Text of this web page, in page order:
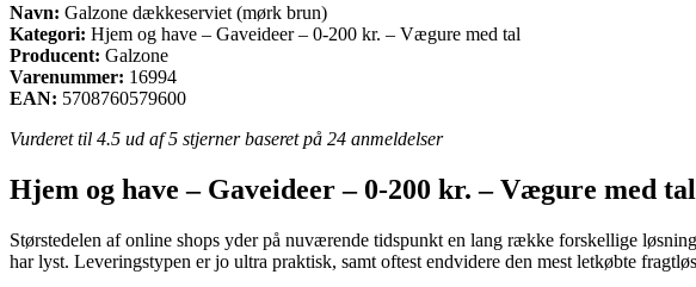
Navn: Galzone dækkeserviet (mørk brun)
Kategori: Hjem og have – Gaveideer – 0-200 kr. – Vægure med tal
Producent: Galzone
Varenummer: 16994
EAN: 5708760579600
Vurderet til 4.5 ud af 5 stjerner baseret på 24 anmeldelser
Hjem og have – Gaveideer – 0-200 kr. – Vægure med
Størstedelen af online shops yder på nuværende tidspunkt en lang række forskellige
har lyst. Leveringstypen er jo ultra praktisk, samt oftest endvidere den mest letkøbte